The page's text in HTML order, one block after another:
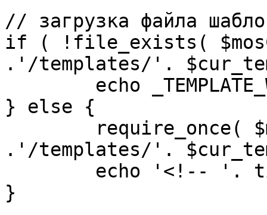
// загрузка файла
if ( !file_exists(
.'/templates/'.
} else {
.'/templates/'.
}